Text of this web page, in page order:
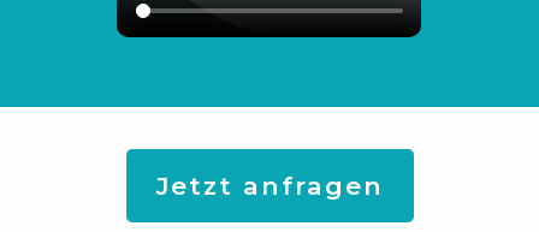
Jetzt anfragen